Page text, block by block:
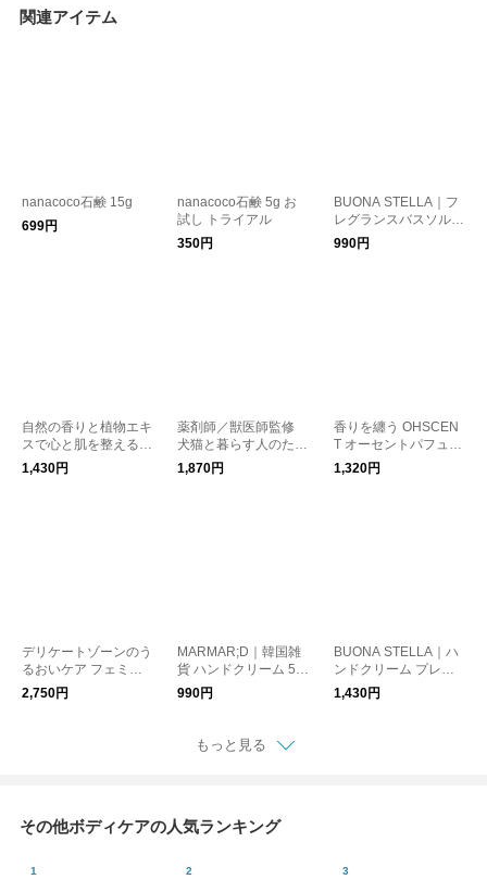
関連アイテム
nanacoco石鹸 15g
699円
nanacoco石鹸 5g お
試し トライアル
350円
BUONA STELLA｜フ
レグランスバスソルト
2包入り
990円
自然の香りと植物エキ
スで心と肌を整える C
hwi チ ハンドクリーム
50ml
1,430円
薬剤師／獣医師監修
犬猫と暮らす人のため
の 舐めても安心 セラ
ミドハンドクリーム 6
1,870円
香りを纏う OHSCEN
T オーセントパフュー
ム ハンドクリーム 35
ml
1,320円
デリケートゾーンのう
るおいケア フェミニ
ン マッサージミルク
Pubicare organic
2,750円
MARMAR;D｜韓国雑
貨 ハンドクリーム 50
ml
990円
BUONA STELLA｜ハ
ンドクリーム プレゼ
ント ギフト シアバタ
ー 保湿 リラックス／
1,430円
もっと見る
その他ボディケアの人気ランキング